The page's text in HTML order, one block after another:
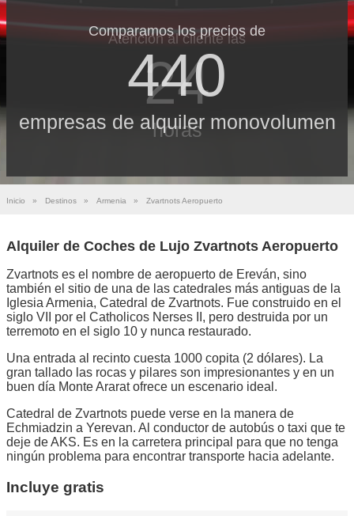
Comparamos los precios de
440
empresas de alquiler monovolumen
Atención al cliente las
24
horas
Inicio » Destinos » Armenia » Zvartnots Aeropuerto
Alquiler de Coches de Lujo Zvartnots Aeropuerto
Zvartnots es el nombre de aeropuerto de Ereván, sino
también el sitio de una de las catedrales más antiguas de la
Iglesia Armenia, Catedral de Zvartnots. Fue construido en el
siglo VII por el Catholicos Nerses II, pero destruida por un
terremoto en el siglo 10 y nunca restaurado.
Una entrada al recinto cuesta 1000 copita (2 dólares). La
gran tallado las rocas y pilares son impresionantes y en un
buen día Monte Ararat ofrece un escenario ideal.
Catedral de Zvartnots puede verse en la manera de
Echmiadzin a Yerevan. Al conductor de autobús o taxi que te
deje de AKS. Es en la carretera principal para que no tenga
ningún problema para encontrar transporte hacia adelante.
Incluye gratis